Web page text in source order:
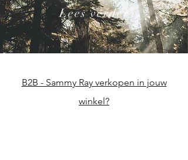
Lees verder
B2B - Sammy Ray verkopen in jouw
winkel?